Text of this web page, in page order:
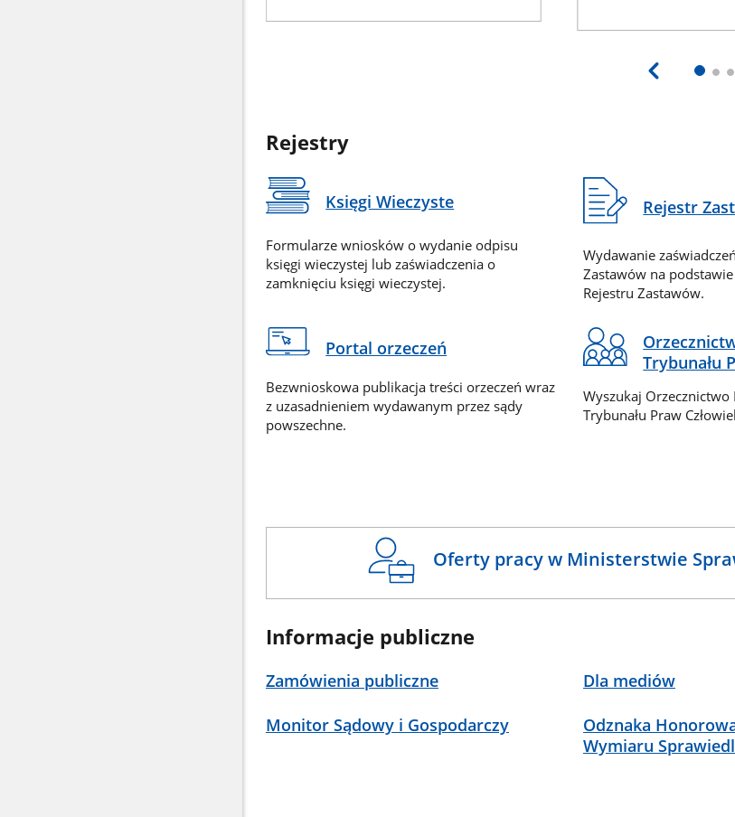
Rejestry
Księgi Wieczyste
Formularze wniosków o wydanie odpisu
księgi wieczystej lub zaświadczenia o
zamknięciu księgi wieczystej.
Rejestr
Wydawanie
Zastawów na
Rejestru Zastawów.
Portal orzeczeń
Bezwnioskowa publikacja treści orzeczeń wraz
z uzasadnieniem wydawanym przez sądy
powszechne.
Trybunału
Wyszukaj Orzecznictwo
Trybunału Praw
Oferty pracy w Ministerstwie
Informacje publiczne
Zamówienia publiczne Dla mediów
Monitor Sądowy i Gospodarczy
Odznaka
Wymiaru